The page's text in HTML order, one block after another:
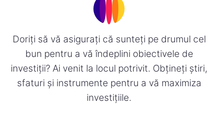
Doriți să vă asigurați că sunteți pe drumul cel
bun pentru a vă îndeplini obiectivele de
investiții? Ai venit la locul potrivit. Obțineți știri,
sfaturi și instrumente pentru a vă maximiza
investițiile.